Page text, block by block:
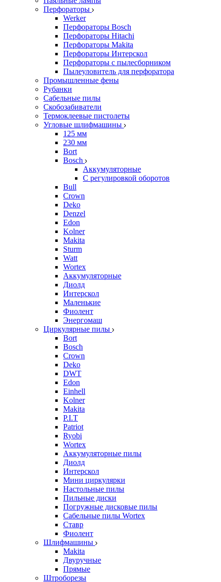
Перфораторы
Werker
Перфораторы Bosch
Перфораторы Hitachi
Перфораторы Makita
Перфораторы Интерскол
Перфораторы с пылесборником
Пылеуловитель для перфоратора
Промышленные фены
Рубанки
Сабельные пилы
Скобозабиватели
Термоклеевые пистолеты
Угловые шлифмашины
125 мм
230 мм
Bort
Bosch
Аккумуляторные
С регулировкой оборотов
Bull
Crown
Deko
Denzel
Edon
Kolner
Makita
Sturm
Watt
Wortex
Аккумуляторные
Диолд
Интерскол
Маленькие
Фиолент
Энергомаш
Циркулярные пилы
Bort
Bosch
Crown
Deko
DWT
Edon
Einhell
Kolner
Makita
P.I.T
Patriot
Ryobi
Wortex
Аккумуляторные пилы
Диолд
Интерскол
Мини циркулярки
Настольные пилы
Пильные диски
Погружные дисковые пилы
Сабельные пилы Wortex
Ставр
Фиолент
Шлифмашины
Makita
Двуручные
Прямые
Штроборезы